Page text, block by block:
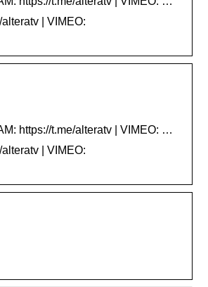
| VIMEO:
https://t.me/alteratv | VIMEO: …
| VIMEO: